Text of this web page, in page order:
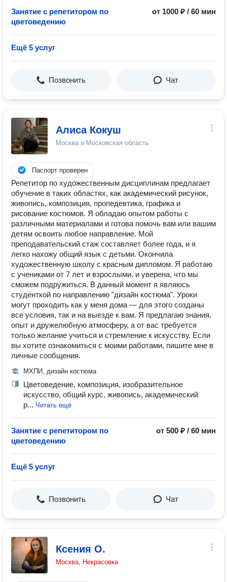
Занятие с репетитором по
цветоведению
от 1000 ₽ / 60 мин
Ещё 5 услуг
Позвонить Чат
Алиса Кокуш
Москва и Московская область
Паспорт проверен
Репетитор по художественным дисциплинам предлагает
обучение в таких областях, как академический рисунок,
живопись, композиция, пропедевтика, графика и
рисование костюмов. Я обладаю опытом работы с
различными материалами и готова помочь вам или вашим
детям освоить любое направление. Мой
преподавательский стаж составляет более года, и я
легко нахожу общий язык с детьми. Окончила
художественную школу с красным дипломом. Я работаю
с учениками от 7 лет и взрослыми, и уверена, что мы
сможем подружиться. В данный момент я являюсь
студенткой по направлению "дизайн костюма". Уроки
могут проходить как у меня дома — для этого созданы
все условия, так и на выезде к вам. Я предлагаю знания,
опыт и дружелюбную атмосферу, а от вас требуется
только желание учиться и стремление к искусству. Если
вы хотите ознакомиться с моими работами, пишите мне в
личные сообщения.
МХПИ, дизайн костюма
Цветоведение, композиция, изобразительное
искусство, общий курс, живопись, академический
р... Читать ещё
Занятие с репетитором по
цветоведению
от 500 ₽ / 60 мин
Ещё 5 услуг
Позвонить Чат
Ксения О.
Москва, Некрасовка